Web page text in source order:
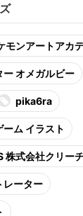
モンアートアカ
オメガルビー
pika6ra
ム イラスト
株式会社クリー
レーター